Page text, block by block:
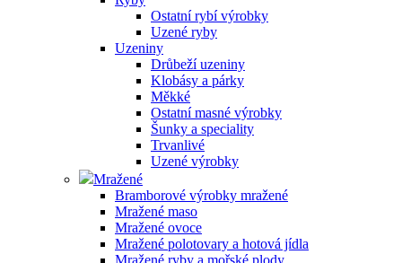
Ostatní rybí výrobky
Uzené ryby
Uzeniny
Drůbeží uzeniny
Klobásy a párky
Měkké
Ostatní masné výrobky
Šunky a speciality
Trvanlivé
Uzené výrobky
Mražené
Bramborové výrobky mražené
Mražené maso
Mražené ovoce
Mražené polotovary a hotová jídla
Mražené ryby a mořské plody